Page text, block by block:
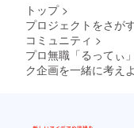
トップ >
プロジェクトをさが
コミュニティ >
プロ無職「るってぃ
ク企画を一緒に考え